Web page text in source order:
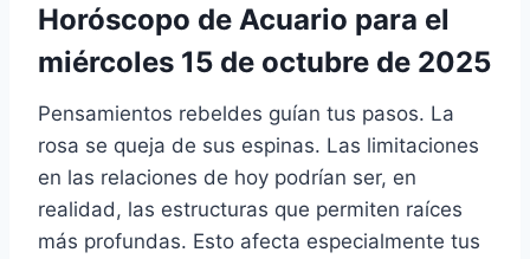
Horóscopo de Acuario para el
miércoles 15 de octubre de 2025
Pensamientos rebeldes guían tus pasos. La
rosa se queja de sus espinas. Las limitaciones
en las relaciones de hoy podrían ser, en
realidad, las estructuras que permiten raíces
más profundas. Esto afecta especialmente tus